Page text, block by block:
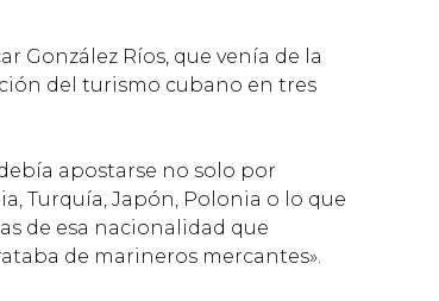
González Ríos, que venía de la
del turismo cubano en tres
apostarse no solo por
Turquía, Japón, Polonia o lo que
de esa nacionalidad que
de marineros mercantes».